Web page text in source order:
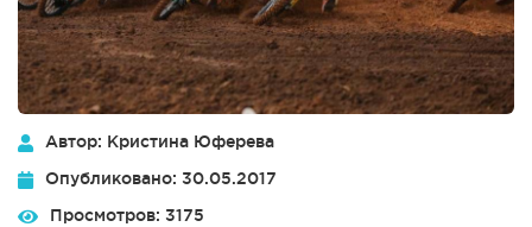
Автор: Кристина Юферева
Опубликовано: 30.05.2017
Просмотров: 3175